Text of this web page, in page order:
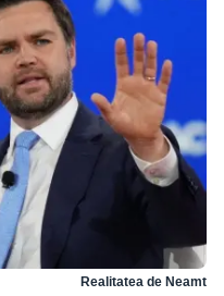
Realitatea de Neamt